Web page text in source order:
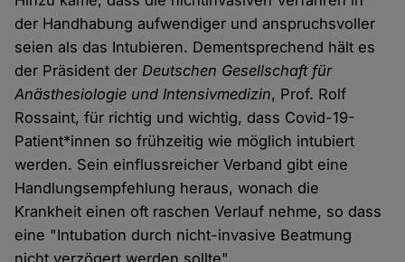
der Handhabung aufwendiger und anspruchsvoller
seien als das Intubieren. Dementsprechend hält es
der Präsident derDeutschen Gesellschaft für
Anästhesiologie und Intensivmedizin, Prof. Rolf
Rossaint, für richtig und wichtig, dass Covid-19-
Patient*innen so frühzeitig wie möglich intubiert
werden. Sein einflussreicher Verband gibt eine
Handlungsempfehlung heraus, wonach die
Krankheit einen oft raschen Verlauf nehme, so dass
eine "Intubation durch nicht-invasive Beatmung